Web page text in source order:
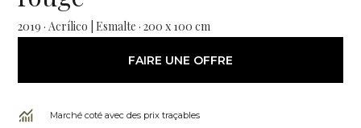
2019 · Acrílico | Esmalte · 200 x 100 cm
FAIRE UNE OFFRE
Marché coté avec des prix traçables